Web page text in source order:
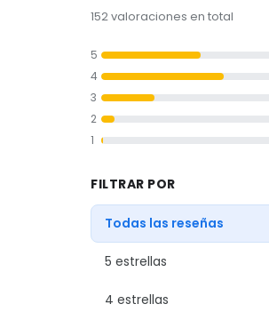
152 valoraciones en total
5
4
3
2
1
FILTRAR POR
Todas las reseñas
5 estrellas
4 estrellas